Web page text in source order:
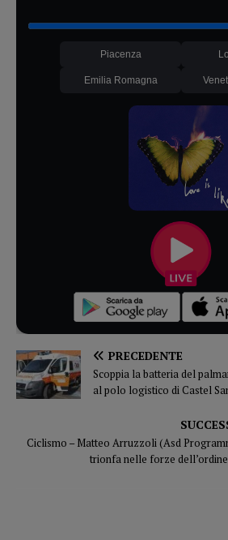
Piacenza
Emilia Romagna
PRECEDENTE
Scoppia la batteria del
al polo logistico di Castel
Ciclismo – Matteo Arruzzoli (Asd
trionfa nelle forze